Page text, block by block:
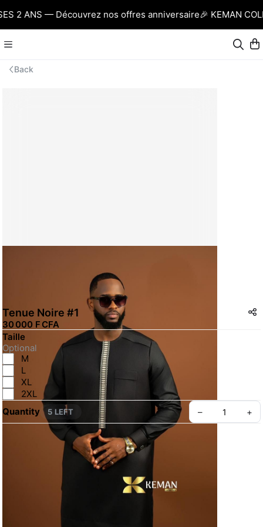
2 ANS — Découvrez nos offres anniversaire🎉 KEMAN
Back
Tenue Noire #1
30 000 F CFA
Taille
Optional
M
L
XL
2XL
Quantity
5 LEFT – +
KEMAN